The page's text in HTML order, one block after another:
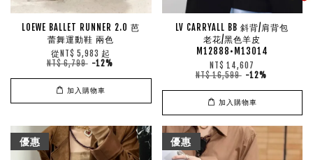
LOEWE BALLET RUNNER 2.0 芭
蕾舞運動鞋 兩色
從NT$ 5,983 起
NT$ 6,799 -12%
加入購物車
LV CARRYALL BB 斜背/肩背包
老花/黑色羊皮
M12888•M13014
NT$ 14,607
NT$ 16,599 -12%
加入購物車
優惠 優惠